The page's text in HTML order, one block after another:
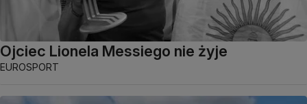
Ojciec Lionela Messiego nie żyje
EUROSPORT